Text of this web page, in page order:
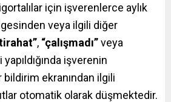
için işverenlerce aylık
veya ilgili diğer
, “çalışmadı”veya
işverenin
bildirim ekranından ilgili
otomatik olarak düşmektedir.